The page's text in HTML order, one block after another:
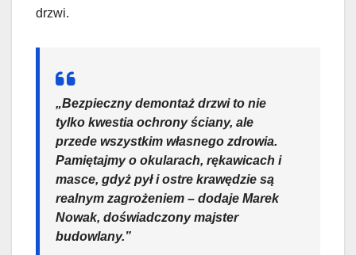
drzwi.
„Bezpieczny demontaż drzwi to nie
tylko kwestia ochrony ściany, ale
przede wszystkim własnego zdrowia.
Pamiętajmy o okularach, rękawicach i
masce, gdyż pył i ostre krawędzie są
realnym zagrożeniem – dodaje Marek
Nowak, doświadczony majster
budowlany.”